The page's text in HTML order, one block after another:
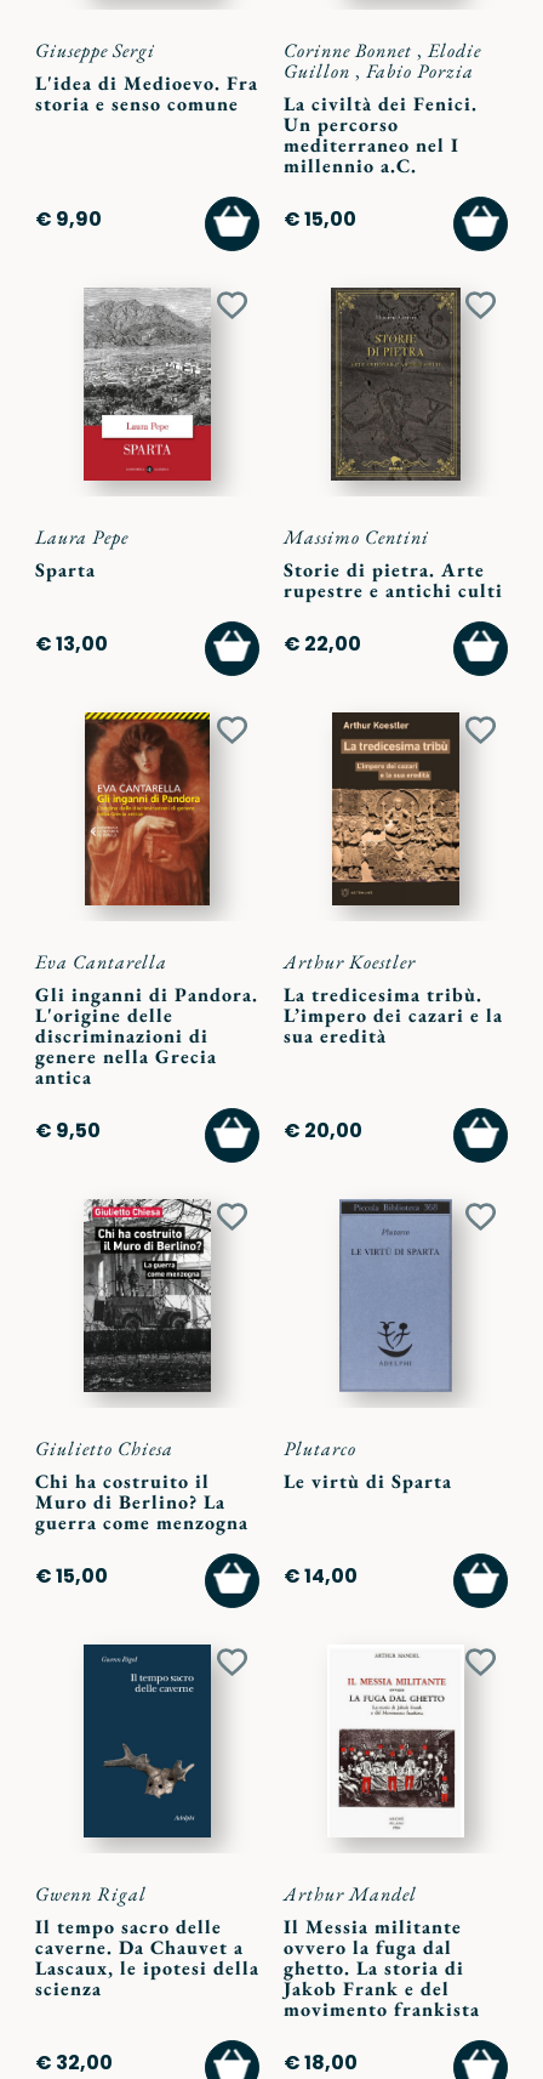
Giuseppe Sergi
L'idea di Medioevo. Fra
storia e senso comune
€ 9,90
AGGIUNGI
AL
CARRELLO
Corinne Bonnet ,Elodie
Guillon , Fabio Porzia
La civiltà dei Fenici.
Un percorso
mediterraneo nel I
millennio a.C.
€ 15,00
AL
Aggiungi
Laura Pepe
Sparta
€ 13,00
AGGIUNGI
AL
CARRELLO
Massimo Centini
Storie di pietra. Arte
rupestre e antichi culti
€ 22,00
AL
Aggiungi
Eva Cantarella
Gli inganni di Pandora.
L'origine delle
discriminazioni di
genere nella Grecia
antica
€ 9,50
AGGIUNGI
AL
CARRELLO
Arthur Koestler
La tredicesima tribù.
L’impero dei cazari e la
sua eredità
€ 20,00
AL
Aggiungi
Giulietto Chiesa
Chi ha costruito il
Muro di Berlino? La
guerra come menzogna
€ 15,00
AGGIUNGI
AL
CARRELLO
Plutarco
Le virtù di Sparta
€ 14,00
AL
Aggiungi
Gwenn Rigal
Il tempo sacro delle
caverne. Da Chauvet a
Lascaux, le ipotesi della
scienza
€ 32,00
AGGIUNGI
Arthur Mandel
Il Messia militante
ovvero la fuga dal
ghetto. La storia di
Jakob Frank e del
movimento frankista
€ 18,00